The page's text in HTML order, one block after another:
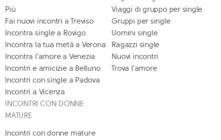
Più
Fai nuovi incontri a Treviso
Incontra single a Rovigo
Incontra la tua metà a Verona
Incontra l'amore a Venezia
Incontri e amicizie a Belluno
Incontri con single a Padova
Incontri a Vicenza
Viaggi di gruppo per single
Gruppi per single
Uomini single
Ragazzi single
Nuovi incontri
Trova l'amore
INCONTRI CON DONNE
MATURE
Incontri con donne mature